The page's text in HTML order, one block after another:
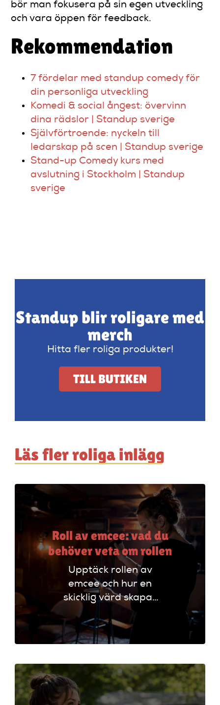
bör man fokusera på sin egen utveckling
och vara öppen för feedback.
Rekommendation
7 fördelar med standup comedy för
din personliga utveckling
Komedi & social ångest: övervinn
dina rädslor | Standup sverige
Självförtroende: nyckeln till
ledarskap på scen | Standup sverige
Stand-up Comedy kurs med
avslutning i Stockholm | Standup
sverige
Standup blir roligare med
merch
Hitta fler roliga produkter!
TILL BUTIKEN
Läs fler roliga inlägg
Roll av emcee: vad du
behöver veta om rollen
Upptäck rollen av
emcee och hur en
skicklig värd skapar
oförglömliga
evenemang genom
att styra
engagera publiken.